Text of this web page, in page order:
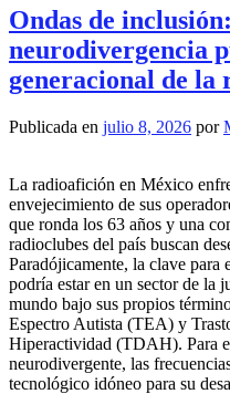
Ondas de
neurodivergencia
generacional de
Publicada en julio 8, 2026 por
La radioafición en México
envejecimiento de sus
que ronda los 63 años y una
radioclubes del país buscan
Paradójicamente, la clave para
podría estar en un sector de la
mundo bajo sus propios
Espectro Autista (TEA) y
Hiperactividad (TDAH). Para
neurodivergente, las
tecnológico idóneo para su